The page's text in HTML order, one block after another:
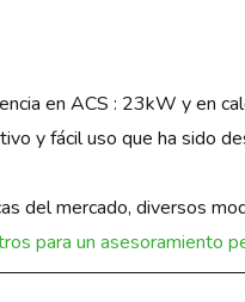
en ACS : 23kW y en
y fácil uso que ha sido
del mercado, diversos
para un asesoramiento